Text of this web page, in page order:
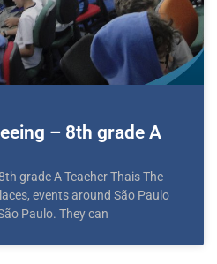
– 8th grade A
grade A Teacher Thais The
events around São Paulo
Paulo. They can